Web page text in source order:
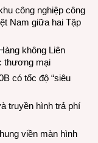
công nghiệp công
Nam giữa hai Tập
không Liên
thương mại
có tốc độ “siêu
truyền hình trả phí
viền màn hình